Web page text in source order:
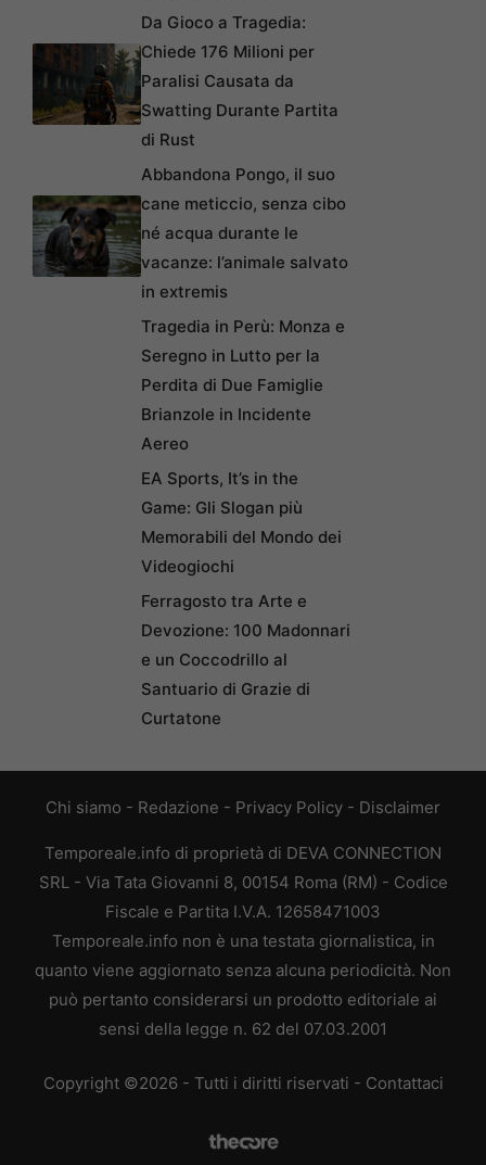
Da Gioco a Tragedia:
Chiede 176 Milioni per
Paralisi Causata da
Swatting Durante Partita
di Rust
Abbandona Pongo, il suo
cane meticcio, senza cibo
né acqua durante le
vacanze: l’animale salvato
in extremis
Tragedia in Perù: Monza e
Seregno in Lutto per la
Perdita di Due Famiglie
Brianzole in Incidente
Aereo
EA Sports, It’s in the
Game: Gli Slogan più
Memorabili del Mondo dei
Videogiochi
Ferragosto tra Arte e
Devozione: 100 Madonnari
e un Coccodrillo al
Santuario di Grazie di
Curtatone
Chi siamo - Redazione - Privacy Policy - Disclaimer
Temporeale.info di proprietà di DEVA CONNECTION
SRL - Via Tata Giovanni 8, 00154 Roma (RM) - Codice
Fiscale e Partita I.V.A. 12658471003
Temporeale.info non è una testata giornalistica, in
quanto viene aggiornato senza alcuna periodicità. Non
può pertanto considerarsi un prodotto editoriale ai
sensi della legge n. 62 del 07.03.2001
Copyright ©2026 - Tutti i diritti riservati - Contattaci